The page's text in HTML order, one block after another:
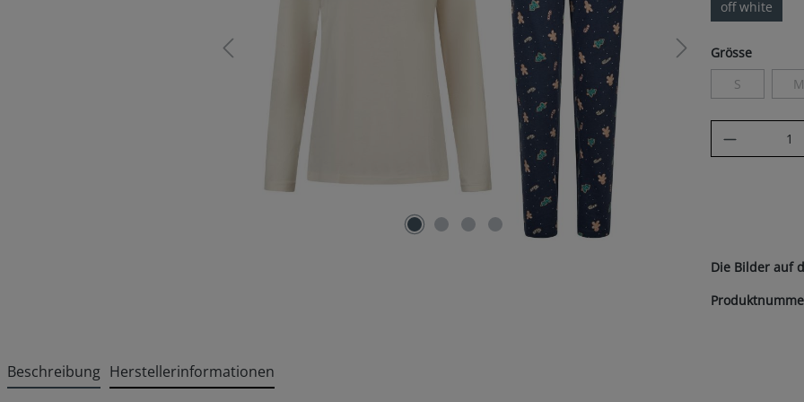
off white
Grösse
S(Diese M
Die Bilder auf
Beschreibung Herstellerinformationen